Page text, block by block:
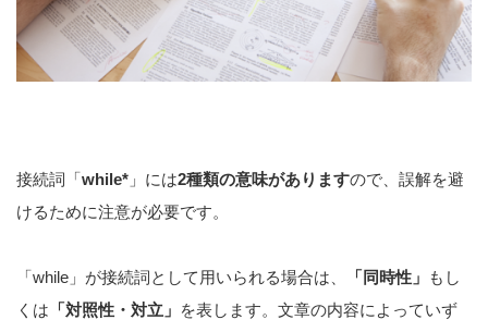
接続詞「while* 」には2種類の意味がありますので、誤解を避
けるために注意が必要です。
「while」が接続詞として用いられる場合は、 「同時性」
もし
くは 「対照性・対立」 を表します。文章の内容によっていず